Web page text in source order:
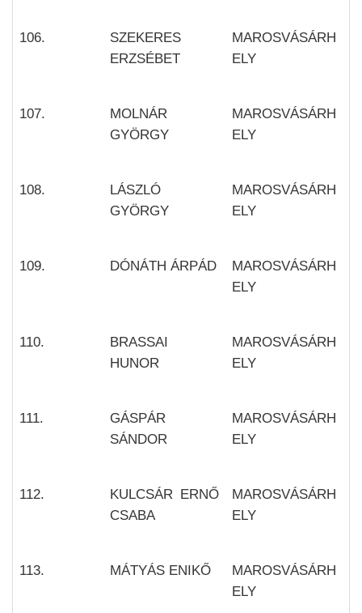
106.
SZEKERES
ERZSÉBET
MAROSVÁSÁRH
ELY
107.
MOLNÁR
GYÖRGY
MAROSVÁSÁRH
ELY
108.
LÁSZLÓ
GYÖRGY
MAROSVÁSÁRH
ELY
109. DÓNÁTH ÁRPÁD
MAROSVÁSÁRH
ELY
110.
BRASSAI
HUNOR
MAROSVÁSÁRH
ELY
111.
GÁSPÁR
SÁNDOR
MAROSVÁSÁRH
ELY
112.
KULCSÁR ERNŐ
CSABA
MAROSVÁSÁRH
ELY
113. MÁTYÁS ENIKŐ
MAROSVÁSÁRH
ELY